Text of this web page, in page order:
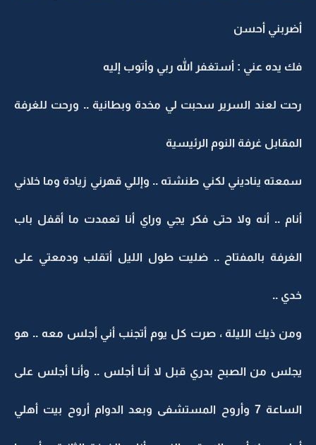
أضربني أحسن
فك يده عني : أستغفر الله ربي وأتوب إليه
رحت لعند السرير سحبت لي مخدة وبطانية .. ورحت للغرفة
المقابل غرفة النوم الرئيسية
سمعته يناديني لكني طنشته .. وإللي قهرني زيادة وما خلاني
أنام .. أنه ولا حتى فكر يجي وراي أنا تعمدت ما أقفل باب
الغرفة بالمفتاح .. ضليت طول الليل أتقلب ودمعتي على
خدي ..
ومن ذيك الليلة ، صرت كل يوم أتجنب أني أجلس معه .. هو
يجلس من الصبح بدري قبل لا أنـا أجلس .. وأنـا أجلس على
الساعة 7 وأروح المستشفى وبعد الدوام أروح بيت أهلي